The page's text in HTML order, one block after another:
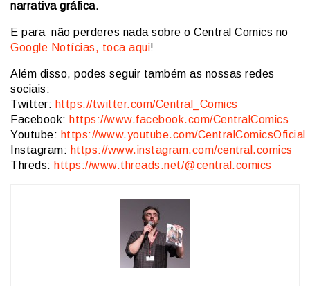
narrativa gráfica.
E para não perderes nada sobre o Central Comics no
Google Notícias, toca aqui!
Além disso, podes seguir também as nossas redes
sociais:
Twitter: https://twitter.com/Central_Comics
Facebook: https://www.facebook.com/CentralComics
Youtube: https://www.youtube.com/CentralComicsOficial
Instagram: https://www.instagram.com/central.comics
Threds: https://www.threads.net/@central.comics